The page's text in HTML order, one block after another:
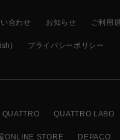
合わせ お知らせ ご利用
プライバシーポリシー
QUATTRO LABO
ONLINE STORE DEPACO